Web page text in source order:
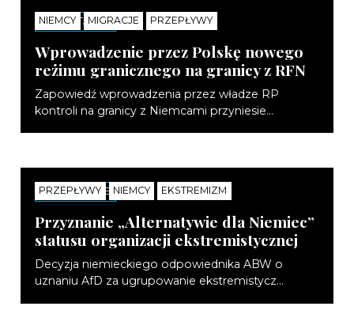
NIEMCY MIGRACJE PRZEPŁYWY
KOMENTARZE
Wprowadzenie przez Polskę nowego
reżimu granicznego na granicy z RFN
Zapowiedź wprowadzenia przez władze RP
kontroli na granicy z Niemcami przyniesie...
PRZEPŁYWY NIEMCY EKSTREMIZM
KOMENTARZE
Przyznanie „Alternatywie dla Niemiec”
statusu organizacji ekstremistycznej
Decyzja niemieckiego odpowiednika ABW o
uznaniu AfD za ugrupowanie ekstremistycz...